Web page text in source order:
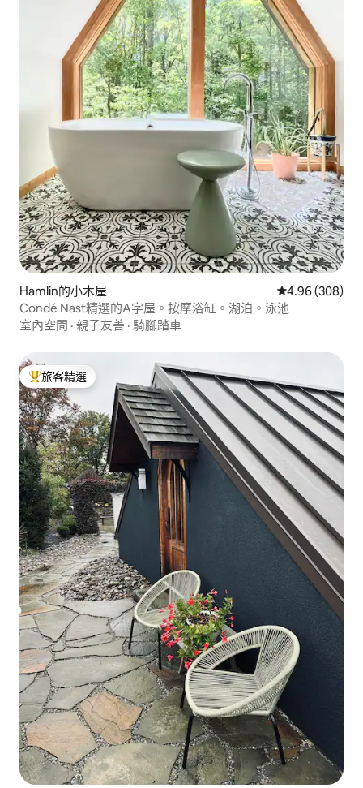
Hamlin的小木屋 從 308 則評價
4.96 (308)
Condé Nast精選的A字屋。按摩浴缸。湖泊。泳池
室內空間 · 親子友善 · 騎腳踏車
旅客精選榜首
旅客精選